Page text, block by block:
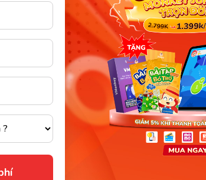
sức khỏe mắt có thể cân nhắc sử dụng.
sinh ăn khổ qua được không?